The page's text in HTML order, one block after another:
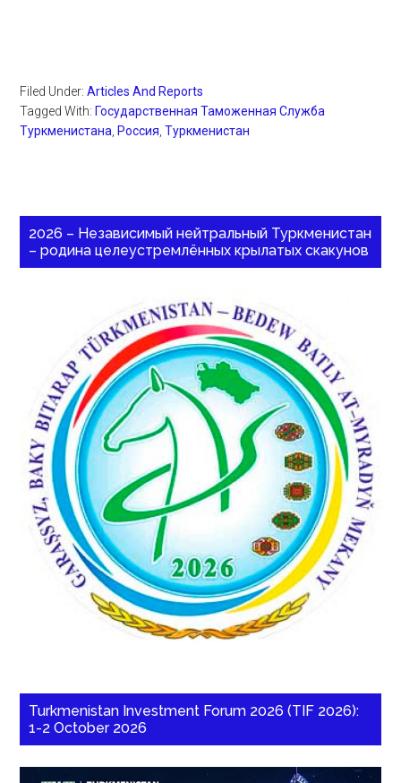
Filed Under:Articles And Reports
Tagged With:Государственная Таможенная Служба
Туркменистана ,Россия ,Туркменистан
2026 – Независимый нейтральный Туркменистан
– родина целеустремлённых крылатых скакунов
Turkmenistan Investment Forum 2026 (TIF 2026):
1-2 October 2026